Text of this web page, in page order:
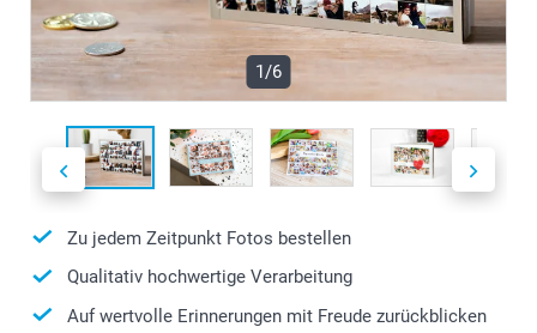
1/6
Zu jedem Zeitpunkt Fotos bestellen
Qualitativ hochwertige Verarbeitung
Auf wertvolle Erinnerungen mit Freude zurückblicken